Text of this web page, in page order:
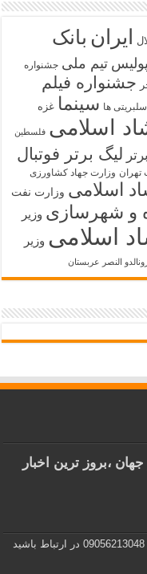
ایران بانک
تیم ملی جشنواره
جشنواره فیلم
سلبریتی ها سینما غزه
اسلامی فلسطین
لیگ برتر فوتبال
تهران وزارت جهاد کشاورزی
اسلامی وزارت نفت
و شهرسازی وزیر
اسلامی وزیر
النصر عربستان
،بروز ترین اخبار